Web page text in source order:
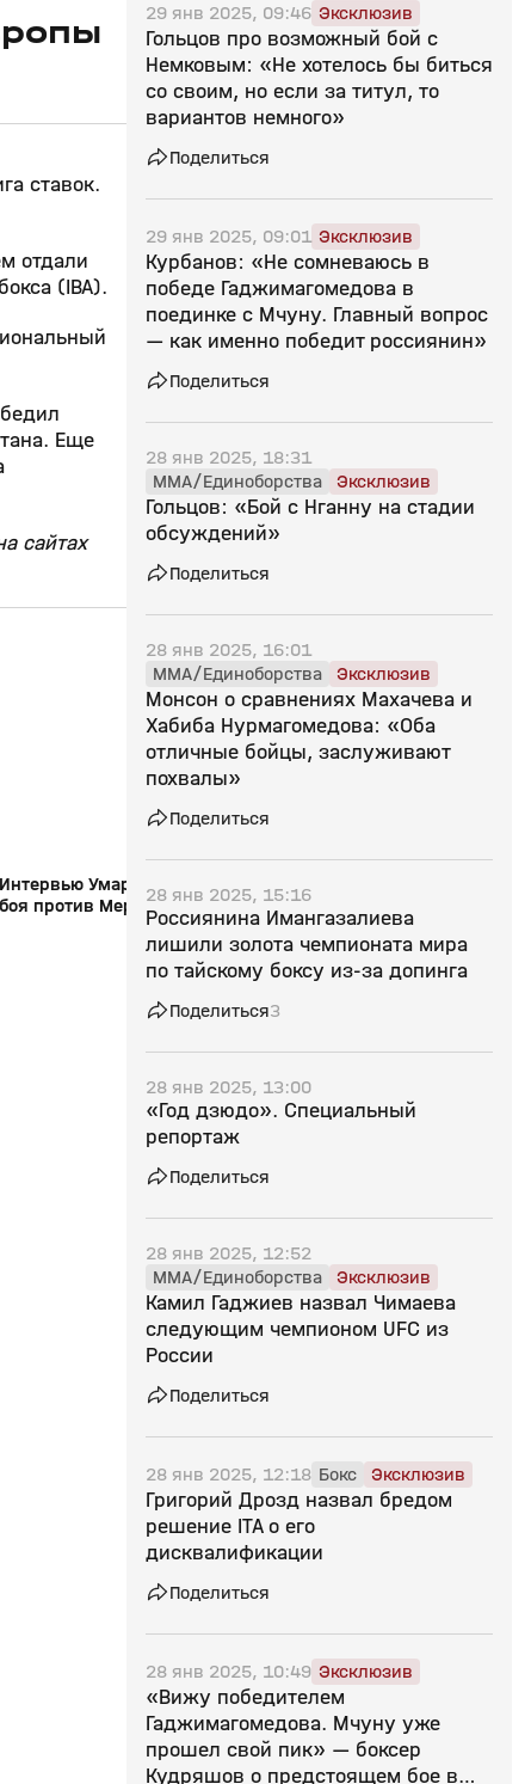
ставок.
отдали
(IBA).
Еще
сайтах
19 янв 2025, 08:51
Интервью Умара Нурмагомедова после
боя против Мераба Двалишвили
16+
10:42
29 янв 2025, 09:46 Эксклюзив
Гольцов про возможный бой с
Немковым: «Не хотелось бы биться
со своим, но если за титул, то
вариантов немного»
Поделиться
29 янв 2025, 09:01 Эксклюзив
Курбанов: «Не сомневаюсь в
победе Гаджимагомедова в
поединке с Мчуну. Главный вопрос
— как именно победит россиянин»
Поделиться
28 янв 2025, 18:31
MMA/Единоборства
Эксклюзив
Гольцов: «Бой с Нганну на стадии
обсуждений»
Поделиться
28 янв 2025, 16:01
MMA/Единоборства
Эксклюзив
Монсон о сравнениях Махачева и
Хабиба Нурмагомедова: «Оба
отличные бойцы, заслуживают
похвалы»
Поделиться
28 янв 2025, 15:16
Россиянина Имангазалиева
лишили золота чемпионата мира
по тайскому боксу из‑за допинга
Поделиться3
28 янв 2025, 13:00
«Год дзюдо». Специальный
репортаж
Поделиться
28 янв 2025, 12:52
MMA/Единоборства
Эксклюзив
Камил Гаджиев назвал Чимаева
следующим чемпионом UFC из
России
Поделиться
28 янв 2025, 12:18 Бокс Эксклюзив
Григорий Дрозд назвал бредом
решение ITA о его
дисквалификации
Поделиться
28 янв 2025, 10:49 Эксклюзив
«Вижу победителем
Гаджимагомедова. Мчуну уже
прошел свой пик» — боксер
Кудряшов о предстоящем бое в